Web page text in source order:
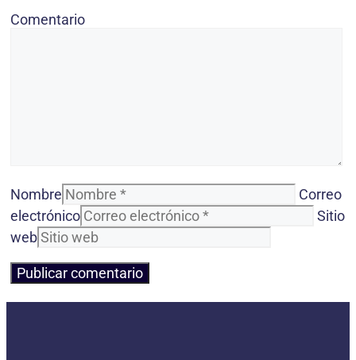
Comentario
Nombre
Correo
electrónico
Sitio
web